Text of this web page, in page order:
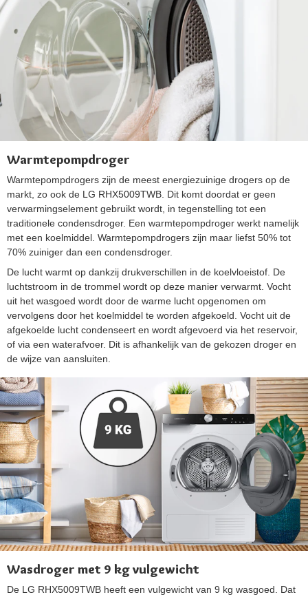
Warmtepompdroger
Warmtepompdrogers zijn de meest energiezuinige drogers op de
markt, zo ook de LG RHX5009TWB. Dit komt doordat er geen
verwarmingselement gebruikt wordt, in tegenstelling tot een
traditionele condensdroger. Een warmtepompdroger werkt namelijk
met een koelmiddel. Warmtepompdrogers zijn maar liefst 50% tot
70% zuiniger dan een condensdroger.
De lucht warmt op dankzij drukverschillen in de koelvloeistof. De
luchtstroom in de trommel wordt op deze manier verwarmt. Vocht
uit het wasgoed wordt door de warme lucht opgenomen om
vervolgens door het koelmiddel te worden afgekoeld. Vocht uit de
afgekoelde lucht condenseert en wordt afgevoerd via het reservoir,
of via een waterafvoer. Dit is afhankelijk van de gekozen droger en
de wijze van aansluiten.
Wasdroger met 9 kg vulgewicht
De LG RHX5009TWB heeft een vulgewicht van 9 kg wasgoed. Dat